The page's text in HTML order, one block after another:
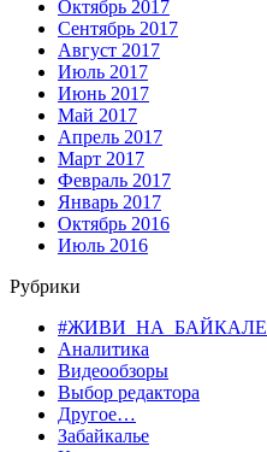
Октябрь 2017
Сентябрь 2017
Август 2017
Июль 2017
Июнь 2017
Май 2017
Апрель 2017
Март 2017
Февраль 2017
Январь 2017
Октябрь 2016
Июль 2016
Рубрики
#ЖИВИ_НА_БАЙКАЛЕ
Аналитика
Видеообзоры
Выбор редактора
Другое…
Забайкалье